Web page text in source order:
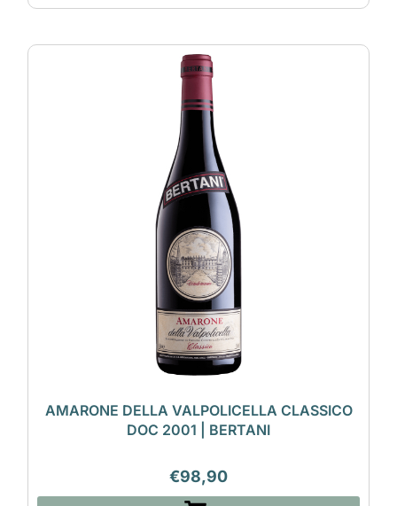
AMARONE DELLA VALPOLICELLA CLASSICO
DOC 2001 | BERTANI
€98,90